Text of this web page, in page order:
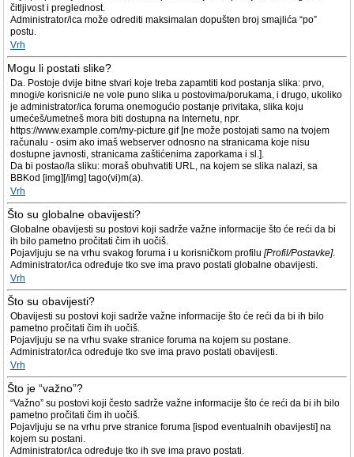
čitljivost i preglednost.
Administrator/ica može odrediti maksimalan dopušten broj smajlića “po”
postu.
Vrh
Mogu li postati slike?
Da. Postoje dvije bitne stvari koje treba zapamtiti kod postanja slika: prvo,
mnogi/e korisnici/e ne vole puno slika u postovima/porukama, i drugo, ukoliko
je administrator/ica foruma onemogućio postanje privitaka, slika koju
umećeš/umetneš mora biti dostupna na Internetu, npr.
https://www.example.com/my-picture.gif [ne može postojati samo na tvojem
računalu - osim ako imaš webserver odnosno na stranicama koje nisu
dostupne javnosti, stranicama zaštićenima zaporkama i sl.].
Da bi postao/la sliku: moraš obuhvatiti URL, na kojem se slika nalazi, sa
BBKod [img][/img] tago(vi)m(a).
Vrh
Što su globalne obavijesti?
Globalne obavijesti su postovi koji sadrže važne informacije što će reći da bi
ih bilo pametno pročitati čim ih uočiš.
Pojavljuju se na vrhu svakog foruma i u korisničkom profilu [Profil/Postavke].
Administrator/ica određuje tko sve ima pravo postati globalne obavijesti.
Vrh
Što su obavijesti?
Obavijesti su postovi koji sadrže važne informacije što će reći da bi ih bilo
pametno pročitati čim ih uočiš.
Pojavljuju se na vrhu svake stranice foruma na kojem su postane.
Administrator/ica određuje tko sve ima pravo postati obavijesti.
Vrh
Što je “važno”?
“Važno” su postovi koji često sadrže važne informacije što će reći da bi ih bilo
pametno pročitati čim ih uočiš.
Pojavljuju se na vrhu prve stranice foruma [ispod eventualnih obavijesti] na
kojem su postani.
Administrator/ica određuje tko ih sve ima pravo postati.